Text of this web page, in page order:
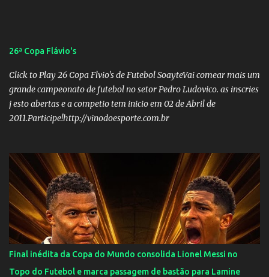
26ª Copa Flávio's
Click to Play 26 Copa Flvio's de Futebol SoayteVai comear mais um
grande campeonato de futebol no setor Pedro Ludovico. as inscries
j esto abertas e a competio tem inicio em 02 de Abril de
2011.Participe!http://vinodoesporte.com.br
Final inédita da Copa do Mundo consolida Lionel Messi no
Topo do Futebol e marca passagem de bastão para Lamine